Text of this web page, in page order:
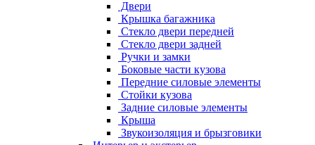
Двери
Крышка багажника
Стекло двери передней
Стекло двери задней
Ручки и замки
Боковые части кузова
Передние силовые элементы
Стойки кузова
Задние силовые элементы
Крыша
Звукоизоляция и брызговики